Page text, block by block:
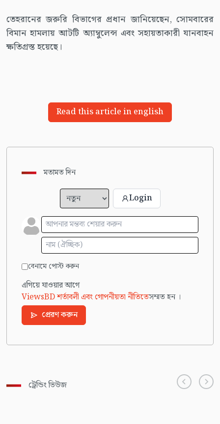
তেহরানের জরুরি বিভাগের প্রধান জানিয়েছেন, সোমবারের
বিমান হামলায় আটটি অ্যাম্বুলেন্স এবং সহায়তাকারী যানবাহন
ক্ষতিগ্রস্ত হয়েছে।
Read this article in english
মতামত দিন
Login
বেনামে পোস্ট করুন
এগিয়ে যাওয়ার আগে
ViewsBD শর্তাবলী এবং গোপনীয়তা নীতিতেসম্মত হন ।
প্রেরণ করুন
ট্রেন্ডিং ভিউজ